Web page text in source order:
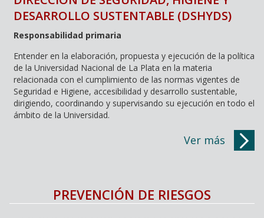
DESARROLLO SUSTENTABLE (DSHYDS)
Responsabilidad primaria
Entender en la elaboración, propuesta y ejecución de la política
de la Universidad Nacional de La Plata en la materia
relacionada con el cumplimiento de las normas vigentes de
Seguridad e Higiene, accesibilidad y desarrollo sustentable,
dirigiendo, coordinando y supervisando su ejecución en todo el
ámbito de la Universidad.
políticas de la Universidad en materia relacionada con la
Planificar, asesorar y dirigir las obras de infraestructura
atinentes a los aspectos descriptos.
Ver más
PREVENCIÓN DE RIESGOS